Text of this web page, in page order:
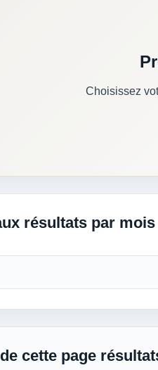
Choisissez
résultats par mois
cette page